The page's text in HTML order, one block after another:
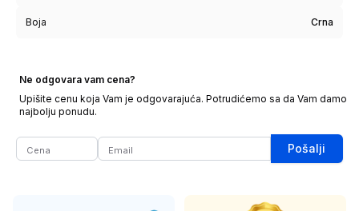
Boja Crna
Ne odgovara vam cena?
Upišite cenu koja Vam je odgovarajuća. Potrudićemo sa da Vam damo
najbolju ponudu.
Pošalji